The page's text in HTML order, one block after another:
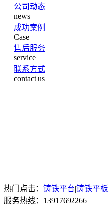
公司动态
news
成功案例
Case
售后服务
service
联系方式
contact us
热门点击： 铸铁平台|铸铁平板
服务热线：13917692266